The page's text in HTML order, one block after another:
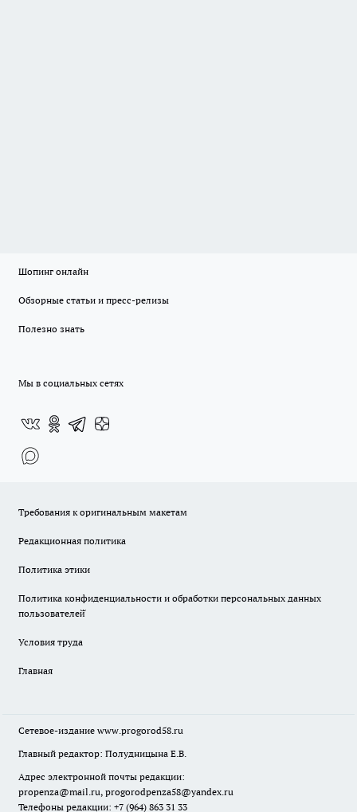
Шопинг онлайн
Обзорные статьи и пресс-релизы
Полезно знать
Мы в социальных сетях
Требования к оригинальным макетам
Редакционная политика
Политика этики
Политика конфиденциальности и обработки персональных данных
пользователей̆
Условия труда
Главная
Сетевое-издание www.progorod58.ru
Главный редактор: Полудницына Е.В.
Адрес электронной почты редакции:
propenza@mail.ru, progorodpenza58@yandex.ru
Телефоны редакции: +7 (964) 863 31 33